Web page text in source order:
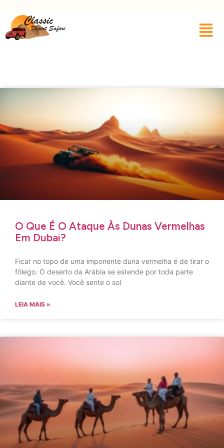
O Que É O Ataque Às Dunas Vermelhas
Em Dubai?
Ficar no topo de uma imponente duna vermelha é de tirar o
fôlego. O deserto da Arábia se estende por toda parte
diante de você. Você sente o sol
LEIA MAIS »